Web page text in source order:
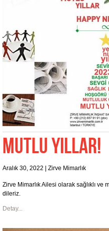
MUTLU YILLAR!
Aralık 30, 2022 Zirve Mimarlık
Zirve Mimarlık Ailesi olarak sağlıklı ve
dileriz.
Detay...